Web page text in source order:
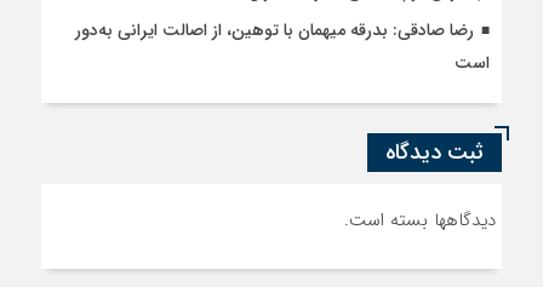
رضا صادقی: بدرقه میهمان با توهین، از اصالت ایرانی به‌دور
است
ثبت دیدگاه
دیدگاهها بسته است.